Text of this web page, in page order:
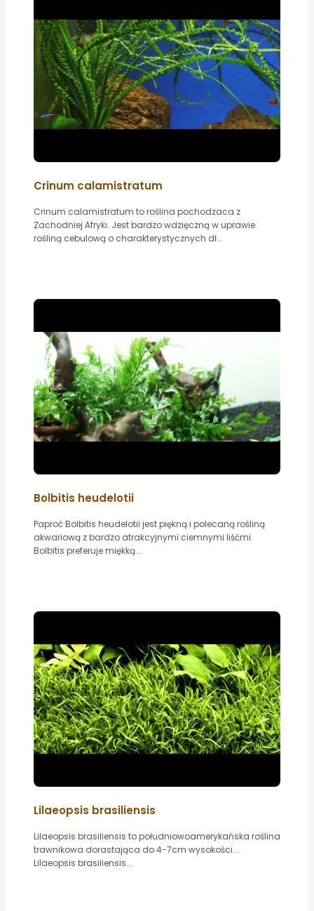
Crinum calamistratum
Crinum calamistratum to roślina pochodzaca z
Zachodniej Afryki. Jest bardzo wdzięczną w uprawie
rośliną cebulową o charakterystycznych dł...
Bolbitis heudelotii
Paproć Bolbitis heudelotii jest piękną i polecaną rośliną
akwariową z bardzo atrakcyjnymi ciemnymi liśćmi.
Bolbitis preferuje miękką...
Lilaeopsis brasiliensis
Lilaeopsis brasiliensis to południowoamerykańska roślina
trawnikowa dorastająca do 4-7cm wysokości...
Lilaeopsis brasiliensis...